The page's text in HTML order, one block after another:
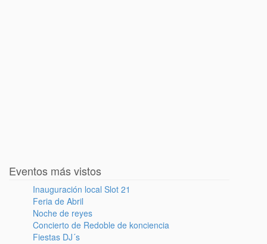
Eventos más vistos
Inauguración local Slot 21
Feria de Abril
Noche de reyes
Concierto de Redoble de konciencia
Fiestas DJ´s